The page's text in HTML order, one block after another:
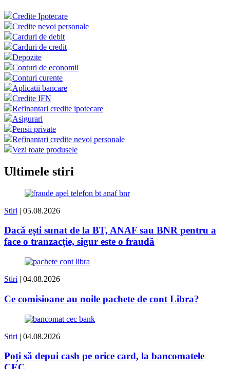
Credite Ipotecare
Credite nevoi personale
Carduri de debit
Carduri de credit
Depozite
Conturi de economii
Conturi curente
Aplicatii bancare
Credite IFN
Refinantari credite ipotecare
Asigurari
Pensii private
Refinantari credite nevoi personale
Vezi toate produsele
Ultimele stiri
Stiri | 05.08.2026
Dacă ești sunat de la BT, ANAF sau BNR pentru a
face o tranzacție, sigur este o fraudă
Stiri | 04.08.2026
Ce comisioane au noile pachete de cont Libra?
Stiri | 04.08.2026
Poți să depui cash pe orice card, la bancomatele